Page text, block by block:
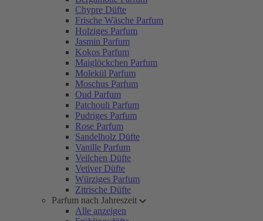
Chypre Düfte
Frische Wäsche Parfum
Holziges Parfum
Jasmin Parfum
Kokos Parfum
Maiglöckchen Parfum
Molekül Parfum
Moschus Parfum
Oud Parfum
Patchouli Parfum
Pudriges Parfum
Rose Parfum
Sandelholz Düfte
Vanille Parfum
Veilchen Düfte
Vetiver Düfte
Würziges Parfum
Zitrische Düfte
Parfum nach Jahreszeit
Alle anzeigen